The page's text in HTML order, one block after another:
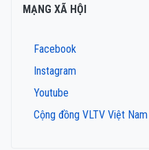
MẠNG XÃ HỘI
Facebook
Instagram
Youtube
Cộng đồng VLTV Việt Nam